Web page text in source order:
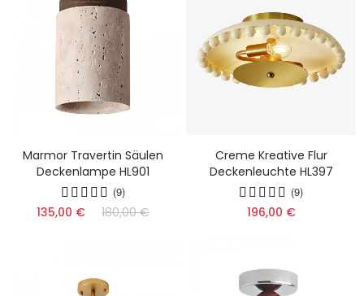
Marmor Travertin Säulen
Deckenlampe HL901
(9)
135,00 € 180,00 €
Creme Kreative Flur
Deckenleuchte HL397
(9)
196,00 €